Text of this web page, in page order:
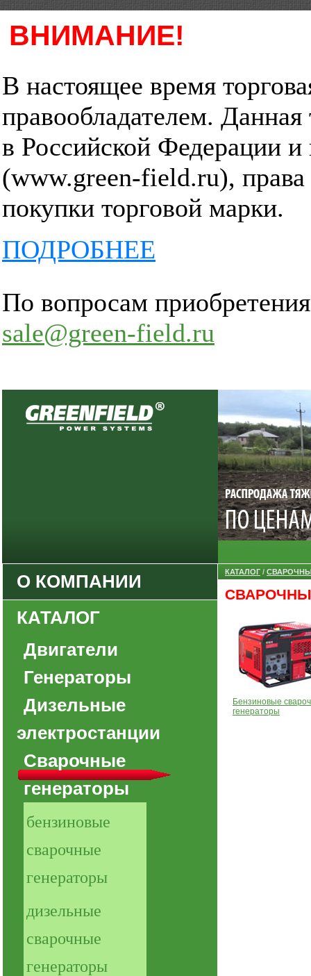
ВНИМАНИЕ!
В настоящее время
правообладателем. Данная
в Российской Федерации и
(www.green-field.ru),
покупки торговой марки.
ПОДРОБНЕЕ
Подробная информация о Торговой марке
Закрыть
По вопросам
sale@green-field.ru
О КОМПАНИИ
КАТАЛОГ
Двигатели
Генераторы
Дизельные
электростанции
Сварочные
генераторы
бензиновые
сварочные
генераторы
дизельные
сварочные
генераторы
КАТАЛОГ /
Бензиновые
генераторы